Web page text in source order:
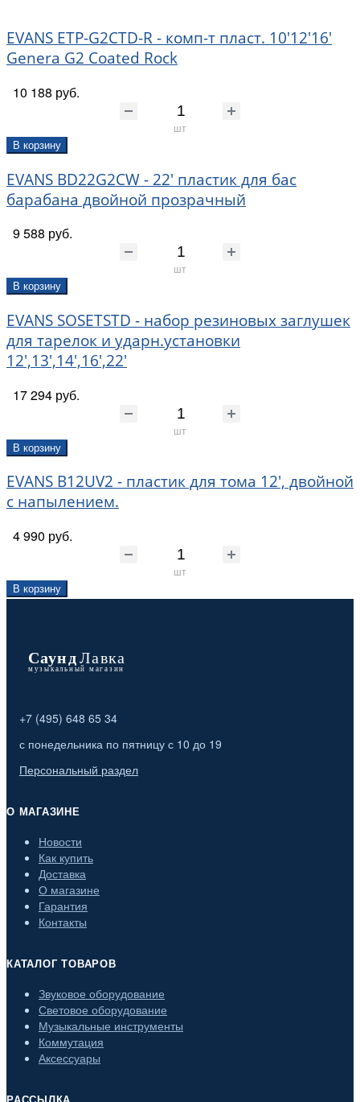
EVANS ETP-G2CTD-R - комп-т пласт. 10'12'16'
Genera G2 Coated Rock
10 188 руб.
шт
В корзину
EVANS BD22G2CW - 22' пластик для бас
барабана двойной прозрачный
9 588 руб.
шт
В корзину
EVANS SOSETSTD - набор резиновых заглушек
для тарелок и ударн.установки
12',13',14',16',22'
17 294 руб.
шт
В корзину
EVANS B12UV2 - пластик для тома 12', двойной
с напылением.
4 990 руб.
шт
В корзину
+7 (495) 648 65 34
с понедельника по пятницу с 10 до 19
Персональный раздел
О МАГАЗИНЕ
Новости
Как купить
Доставка
О магазине
Гарантия
Контакты
КАТАЛОГ ТОВАРОВ
Звуковое оборудование
Световое оборудование
Музыкальные инструменты
Коммутация
Аксессуары
РАССЫЛКА